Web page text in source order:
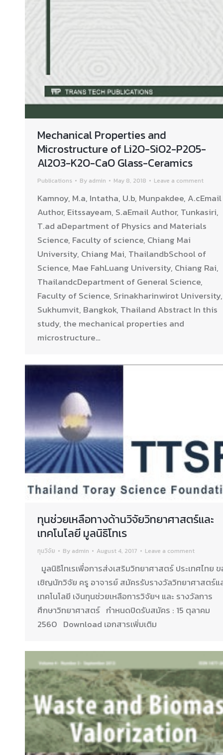
Mechanical Properties and
Microstructure of Li2O-SiO2-P2O5-
Al2O3-K2O-CaO Glass-Ceramics
Publications By admin May 8, 2018 Leave a comment
Kamnoy, M.a, Intatha, U.b, Munpakdee, A.cEmail
Author, Eitssayeam, S.aEmail Author, Tunkasiri,
T.ad aDepartment of Physics and Materials
Science, Faculty of science, Chiang Mai
University, Chiang Mai, ThailandbSchool of
Science, Mae FahLuang University, Chiang Rai,
ThailandcDepartment of General Science,
Faculty of Science, Srinakharinwirot University,
Sukhumvit, Bangkok, Thailand Abstract In this
study, the mechanical properties and
microstructure…
ทุนช่วยเหลือทางด้านวิจัยวิทยาศาสตร์และ
เทคโนโลยี มูลนิธิโทเร
ทุนวิจัย By admin August 4, 2017 Leave a comment
มูลนิธิโทเรเพื่อการส่งเสริมวิทยาศาสตร์ ประเทศไทย
เชิญนักวิจัย ครู อาจารย์ สมัครรับรางวัลวิทยาศาสตร์แ
เทคโนโลยี เงินทุนช่วยเหลือการวิจัยฯ และ รางวัลการ
ศึกษาวิทยาศาสตร์ กำหนดปิดรับสมัคร : 15 ตุลาคม
2560 Download เอกสารเพิ่มเติม